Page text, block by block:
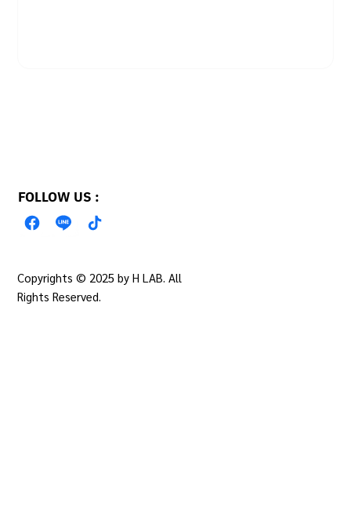
FOLLOW US :
Copyrights © 2025 by H LAB. All
Rights Reserved.